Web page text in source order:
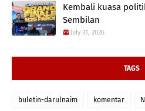
Kembali kuasa
Sembilan
July 31, 2026
TAGS
buletin-darulnaim komentar